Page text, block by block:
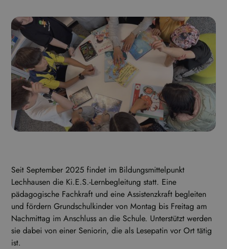
Seit September 2025 findet im Bildungsmittelpunkt
Lechhausen die Ki.E.S.-Lernbegleitung statt. Eine
pädagogische Fachkraft und eine Assistenzkraft begleiten
und fördern Grundschulkinder von Montag bis Freitag am
Nachmittag im Anschluss an die Schule. Unterstützt werden
sie dabei von einer Seniorin, die als Lesepatin vor Ort tätig
ist.